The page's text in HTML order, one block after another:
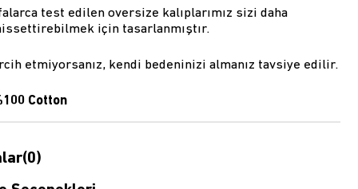
test edilen oversize kalıplarımız sizi daha
için tasarlanmıştır.
etmiyorsanız, kendi bedeninizi almanız tavsiye edilir.
Cotton
(0)